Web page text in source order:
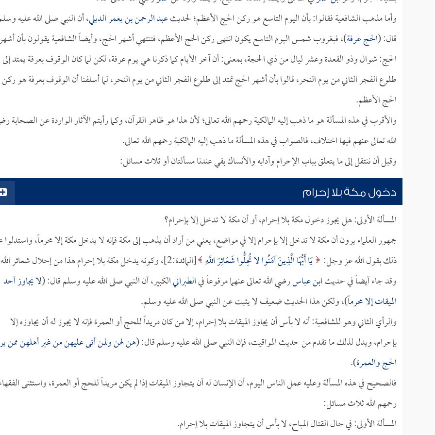
وأما مذهب الشافعية فقالوا: بأن اليوم التاسع هو ركن الحج الأعظم؛ لحديثعبد الرحمن بن يعمر الديلي، أن النبي صلى الله عليه
قال: (الحج عرفة)، فبغروب شمس اليوم التاسع يكون انتهى ركن الحج الأعظم، فتنتهي أشهر الحج، وأيضاً الشافعية يقولون بأن
الحج: شوال وذو القعدة وعشر ليال من ذي الحجة، بمعنى: أن آخر الأيام كما ذكرنا هي يوم عرفة، لكن لما كان الوقوف بعرفة يمتد إلى
طلوع الفجر الثاني من يوم النحر، قالوا بأن أشهر الحج تمتد إلى طلوع الفجر الثاني من يوم النحر، لما أسلفنا أن الوقوف بعرفة هو ركن
الحج الأعظم.
والأقرب في هذه المسألة هو ما ذهب إليه المالكية رحمهم الله تعالى؛ لأن هذا هو ظاهر القرآن، وكما رأيتم الآثار الواردة عن الصحابة
الله تعالى عنهم فيها اختلاف، فالصواب في هذه المسألة ما ذهب إليه المالكية رحمهم الله تعالى.
وقبل أن ننتقل إلى ما يتعلق بباب الإحرام وآدابه والأنساك بقي عندنا مسألتان أو ثلاث مسائل:
دخول مكة بلا إحرام
المسألة الأولى: هل يجوز دخول مكة بلا إحرام، أو أن مكة لا تدخل إلا بإحرام؟
جمهور العلماء يرون أن مكة لا تدخل إلا بإحرام إلا في مواضع، يعني من أراد أن يذهب إلى مكة فإنه لا يدخل مكة إلا محرماً، واستدلوا
ذلك بقول الله عز وجل: يَا أَيُّهَا الَّذِينَ آمَنُوا لا تُحِلُّوا شَعَائِرَ اللَّهِ
[المائدة:2]، وكونه يدخل مكة بلا إحرام هذا من إحلال شعائر
وقد جاء أيضاً في حديثابن عباسرضي الله تعالى عنهما مرفوعاً فيالطبرانيالكبير، أن النبي صلى الله عليه وسلم قال: (لا يجاوز أحد
الميقات إلا محرماً)، ولكن هذا الحديث ضعيف لا يثبت عن النبي صلى الله عليه وسلم.
والرأي الثاني وهو للشافعية: أنه لا بأس أن يجاوز الميقات بلا إحرام، إلا من كان مريداً للحج أو العمرة فإنه لا يجوز له أن يجاوزه إلا
بإحرام، ويدل لذلك ما تقدم من حديث المواقيت، فإن النبي صلى الله عليه وسلم قال: (هن لهن ولمن أتى عليهن من غير أهلهن ممن
الحج والعمرة).
فالصحيح في هذه المسألة وعليه عمل الناس اليوم، أن الإنسان له أن يتجاوز الميقات إذا لم يكن مريداً للحج أو العمرة، واستثنى
رحمهم الله ثلاث مسائل:
المسألة الأولى: في حال القتال المباح، لا بأس أن يتجاوز الميقات بلا إحرام.